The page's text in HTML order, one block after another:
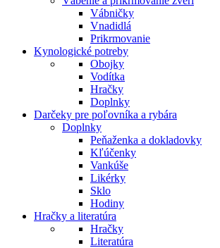
Vábničky
Vnadidlá
Prikrmovanie
Kynologické potreby
Obojky
Vodítka
Hračky
Doplnky
Darčeky pre poľovníka a rybára
Doplnky
Peňaženka a dokladovky
Kľúčenky
Vankúše
Likérky
Sklo
Hodiny
Hračky a literatúra
Hračky
Literatúra